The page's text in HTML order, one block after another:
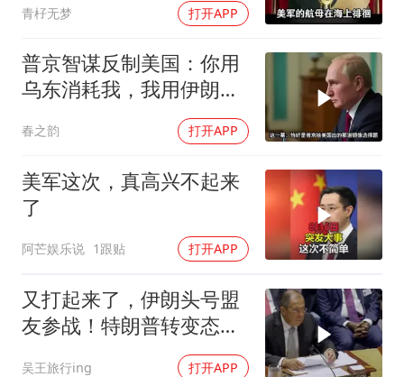
我国民营企业创新动能持续增强
真理之光，何以能照亮复兴之路？
青杍无梦 打开APP
普京智谋反制美国：你用
乌东消耗我，我用伊朗消
春之韵 打开APP
美军这次，真高兴不起来
了
阿芒娱乐说 1跟贴 打开APP
又打起来了，伊朗头号盟
友参战！特朗普转变态
度，英法德俄选边站
吴王旅行ing 打开APP